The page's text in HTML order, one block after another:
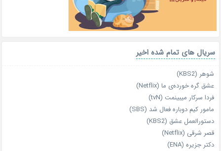
سریال های تمام شده اخیر
شوهر (KBS2)
عشق گره خورده‌ی ما (Netflix)
فردا سرکار میبینمت (tvN)
مامور کیم دوباره فعال شد (SBS)
دستورالعمل عشق (KBS2)
قصر شرقی (Netflix)
دکتر جزیره (ENA)